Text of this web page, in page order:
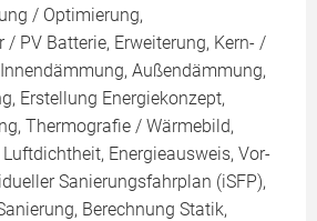
/ Optimierung,
PV Batterie, Erweiterung, Kern- /
Außendämmung,
Erstellung Energiekonzept,
Thermografie / Wärmebild,
Energieausweis, Vor-
Sanierungsfahrplan (iSFP),
Berechnung Statik,